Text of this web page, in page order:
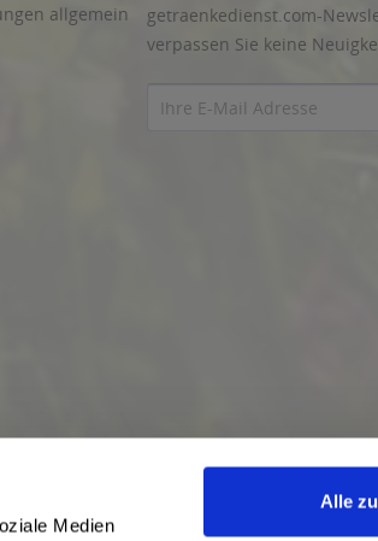
Medien
Alle
allgemein
getraenkedienst.com-
verpassen Sie keine